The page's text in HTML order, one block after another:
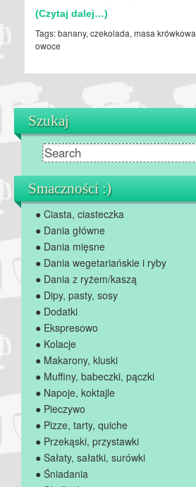
(Czytaj dalej…)
Tags:banany, czekolada, masa krówkowa
owoce
Szukaj
Smaczności :)
● Ciasta, ciasteczka
● Dania główne
● Dania mięsne
● Dania wegetariańskie i ryby
● Dania z ryżem/kaszą
● Dipy, pasty, sosy
● Dodatki
● Ekspresowo
● Kolacje
● Makarony, kluski
● Muffiny, babeczki, pączki
● Napoje, koktajle
● Pieczywo
● Pizze, tarty, quiche
● Przekąski, przystawki
● Sałaty, sałatki, surówki
● Śniadania